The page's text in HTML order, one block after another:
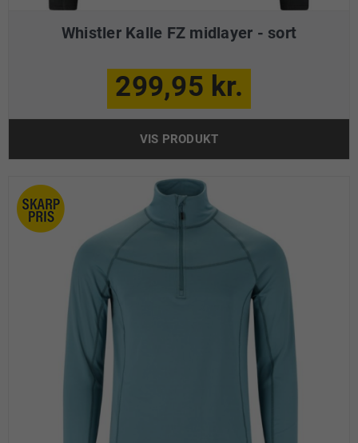
Whistler Kalle FZ midlayer - sort
299,95 kr.
VIS PRODUKT